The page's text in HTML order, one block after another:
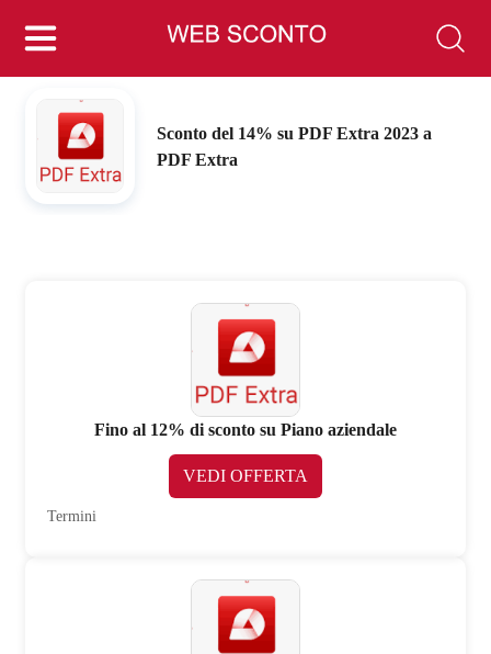
Sconto del 14% su PDF Extra 2023 a
PDF Extra
Fino al 12% di sconto su Piano aziendale
VEDI OFFERTA
Termini